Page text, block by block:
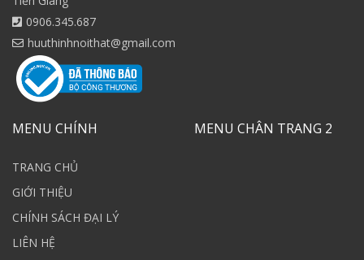
0906.345.687
huuthinhnoithat@gmail.com
MENU CHÍNH
TRANG CHỦ
GIỚI THIỆU
CHÍNH SÁCH ĐẠI LÝ
LIÊN HỆ
MENU CHÂN TRANG 2